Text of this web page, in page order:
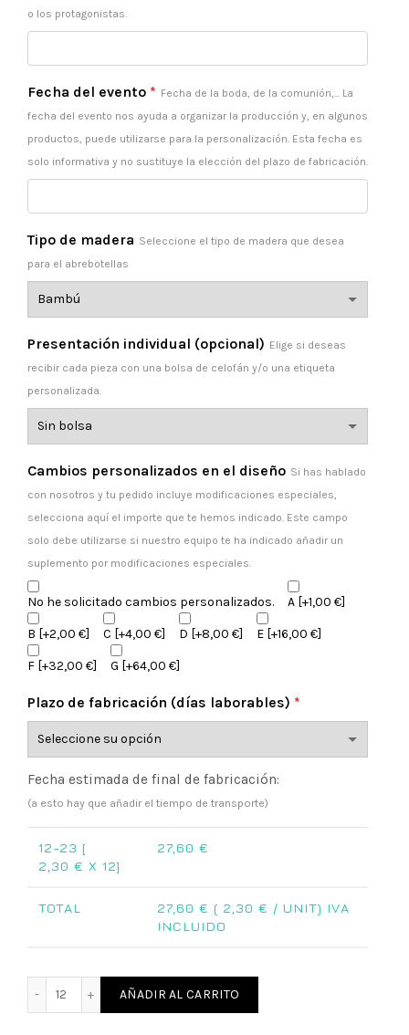
2.3€
o los protagonistas.
Fecha del evento * Fecha de la boda, de la comunión,... La
fecha del evento nos ayuda a organizar la producción y, en algunos
productos, puede utilizarse para la personalización. Esta fecha es
solo informativa y no sustituye la elección del plazo de fabricación.
Tipo de madera Seleccione el tipo de madera que desea
para el abrebotellas
Presentación individual (opcional) Elige si deseas
recibir cada pieza con una bolsa de celofán y/o una etiqueta
personalizada.
Cambios personalizados en el diseño Si has hablado
con nosotros y tu pedido incluye modificaciones especiales,
selecciona aquí el importe que te hemos indicado. Este campo
solo debe utilizarse si nuestro equipo te ha indicado añadir un
suplemento por modificaciones especiales.
No he solicitado cambios personalizados. A [+1,00 €]
B [+2,00 €] C [+4,00 €] D [+8,00 €] E [+16,00 €]
F [+32,00 €] G [+64,00 €]
Plazo de fabricación (días laborables) *
Fecha estimada de final de fabricación:
(a esto hay que añadir el tiempo de transporte)
12-23 [
2,30 € X 12]
27,60 €
TOTAL 27,60 € ( 2,30 € / UNIT) IVA
INCLUIDO
Abrebotellas de madera redondo comunión Stitch
AÑADIR AL CARRITO